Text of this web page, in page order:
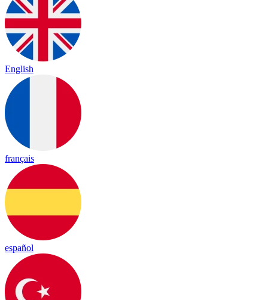
English
français
español